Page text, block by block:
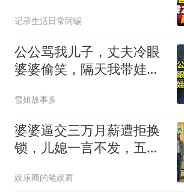
记录生活日常阿蜴
公公骂我儿子，丈夫冷眼
婆婆偷笑，隔天我带娃改
雪姐故事多
婆婆逼交三万月薪遭拒换
锁，儿媳一言不发，五天
娱乐圈的笔娱君